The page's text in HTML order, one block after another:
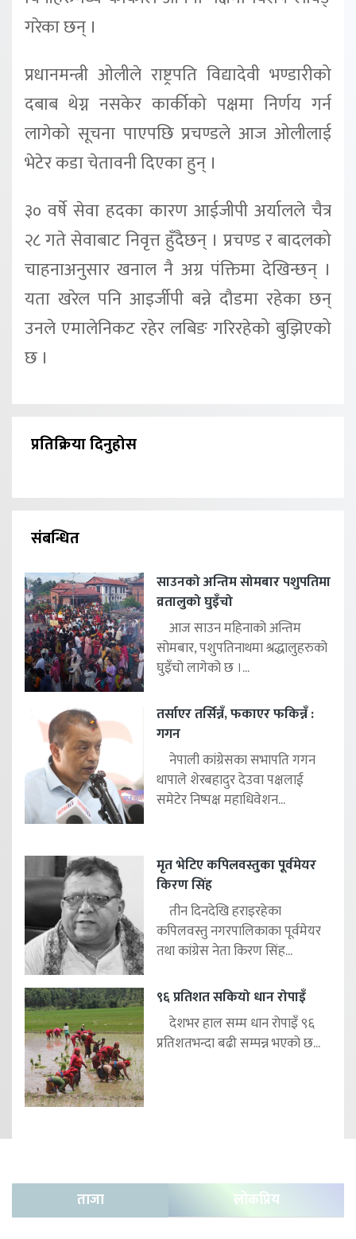
गरेका छन् ।
प्रधानमन्त्री ओलीले राष्ट्रपति विद्यादेवी भण्डारीको
दबाब थेग्न नसकेर कार्कीको पक्षमा निर्णय गर्न
लागेको सूचना पाएपछि प्रचण्डले आज ओलीलाई
भेटेर कडा चेतावनी दिएका हुन् ।
३० वर्षे सेवा हदका कारण आईजीपी अर्यालले चैत्र
२८ गते सेवाबाट निवृत्त हुँदैछन् । प्रचण्ड र बादलको
चाहनाअनुसार खनाल नै अग्र पंक्तिमा देखिन्छन् ।
यता खरेल पनि आइर्जीपी बन्ने दौडमा रहेका छन्
उनले एमालेनिकट रहेर लबिङ गरिरहेको बुझिएको
छ ।
प्रतिक्रिया दिनुहोस
संबन्धित
साउनको अन्तिम सोमबार पशुपतिमा
व्रतालुको घुइँचो
आज साउन महिनाको अन्तिम
सोमबार, पशुपतिनाथमा श्रद्धालुहरुको
घुइँचो लागेको छ ।...
तर्साएर तर्सिन्नँ, फकाएर फकिन्नँ :
गगन
नेपाली कांग्रेसका सभापति गगन
थापाले शेरबहादुर देउवा पक्षलाई
समेटेर निष्पक्ष महाधिवेशन...
मृत भेटिए कपिलवस्तुका पूर्वमेयर
किरण सिंह
तीन दिनदेखि हराइरहेका
कपिलवस्तु नगरपालिकाका पूर्वमेयर
तथा कांग्रेस नेता किरण सिंह...
९६ प्रतिशत सकियो धान रोपाइँ
देशभर हाल सम्म धान रोपाइँ ९६
प्रतिशतभन्दा बढी सम्पन्न भएको छ...
ताजा लोकप्रिय